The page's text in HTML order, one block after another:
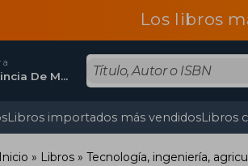
Los libros
a
Provincia De Madrid
Libros importados más vendidosLibros
Inicio Libros Tecnología, ingeniería,